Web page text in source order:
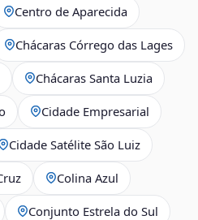
Centro de Aparecida
Chácaras Córrego das Lages
Chácaras Santa Luzia
Cidade Empresarial
Cidade Satélite São Luiz
Colina Azul
Conjunto Estrela do Sul